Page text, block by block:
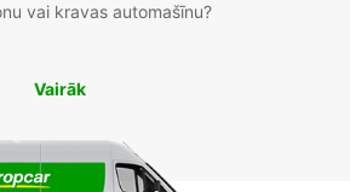
vai kravas automašīnu?
Vairāk